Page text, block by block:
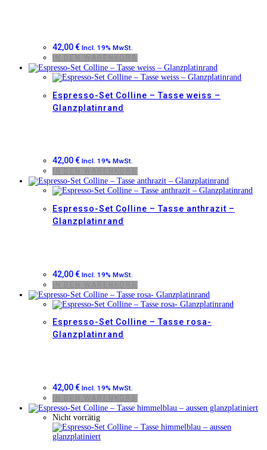
42,00€ Incl. 19% MwSt.
Espresso-Set Colline – Tasse weiss –
Glanzplatinrand
42,00€ Incl. 19% MwSt.
Espresso-Set Colline – Tasse anthrazit –
Glanzplatinrand
42,00€ Incl. 19% MwSt.
Espresso-Set Colline – Tasse rosa-
Glanzplatinrand
42,00€ Incl. 19% MwSt.
Nicht vorrätig